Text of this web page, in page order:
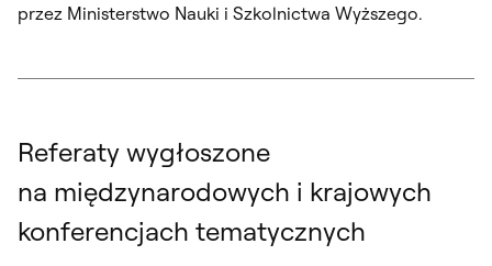
przez Ministerstwo Nauki i Szkolnictwa Wyższego.
Referaty wygłoszone
na międzynarodowych i krajowych
konferencjach tematycznych